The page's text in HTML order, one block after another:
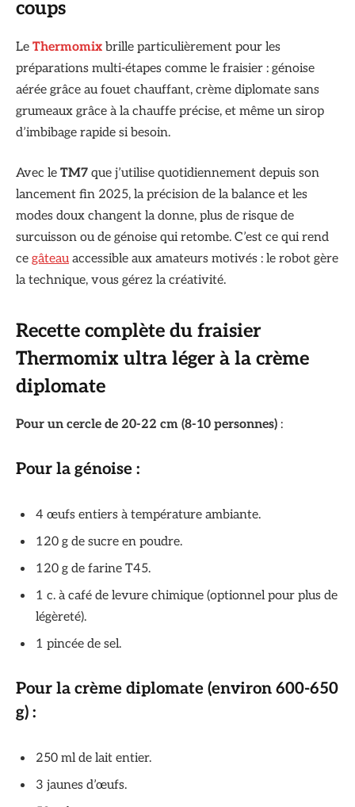
coups
Le Thermomix brille particulièrement pour les
préparations multi-étapes comme le fraisier : génoise
aérée grâce au fouet chauffant, crème diplomate sans
grumeaux grâce à la chauffe précise, et même un sirop
d’imbibage rapide si besoin.
Avec le TM7 que j’utilise quotidiennement depuis son
lancement fin 2025, la précision de la balance et les
modes doux changent la donne, plus de risque de
surcuisson ou de génoise qui retombe. C’est ce qui rend
ce gâteau accessible aux amateurs motivés : le robot gère
la technique, vous gérez la créativité.
Recette complète du fraisier
Thermomix ultra léger à la crème
diplomate
Pour un cercle de 20-22 cm (8-10 personnes) :
Pour la génoise :
4 œufs entiers à température ambiante.
120 g de sucre en poudre.
120 g de farine T45.
1 c. à café de levure chimique (optionnel pour plus de
légèreté).
1 pincée de sel.
Pour la crème diplomate (environ 600-650
g) :
250 ml de lait entier.
3 jaunes d’œufs.